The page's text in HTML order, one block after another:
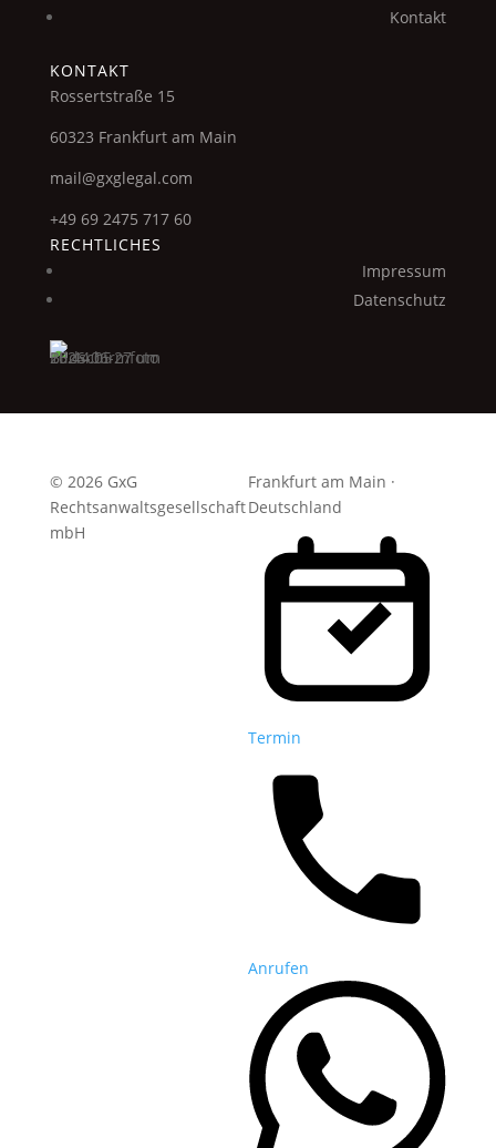
Kontakt
KONTAKT
Rossertstraße 15
60323 Frankfurt am Main
mail@gxglegal.com
+49 69 2475 717 60
RECHTLICHES
Impressum
Datenschutz
© 2026 GxG
Rechtsanwaltsgesellschaft
mbH
Frankfurt am Main ·
Deutschland
Termin
Anrufen